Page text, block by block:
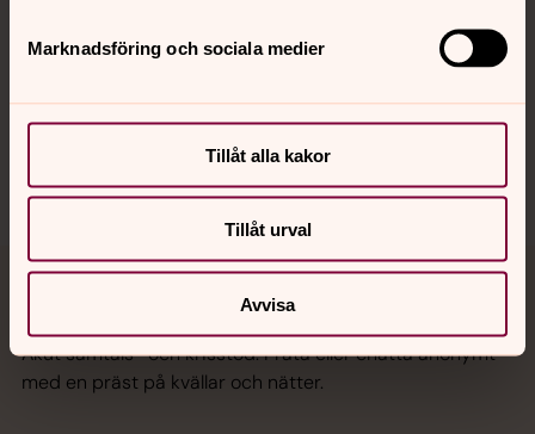
Marknadsföring och sociala medier
Tillåt alla kakor
Tillåt urval
Avvisa
Sociala kanaler
Jourhavande präst
Akut samtals- och krisstöd. Prata eller chatta anonymt
med en präst på kvällar och nätter.